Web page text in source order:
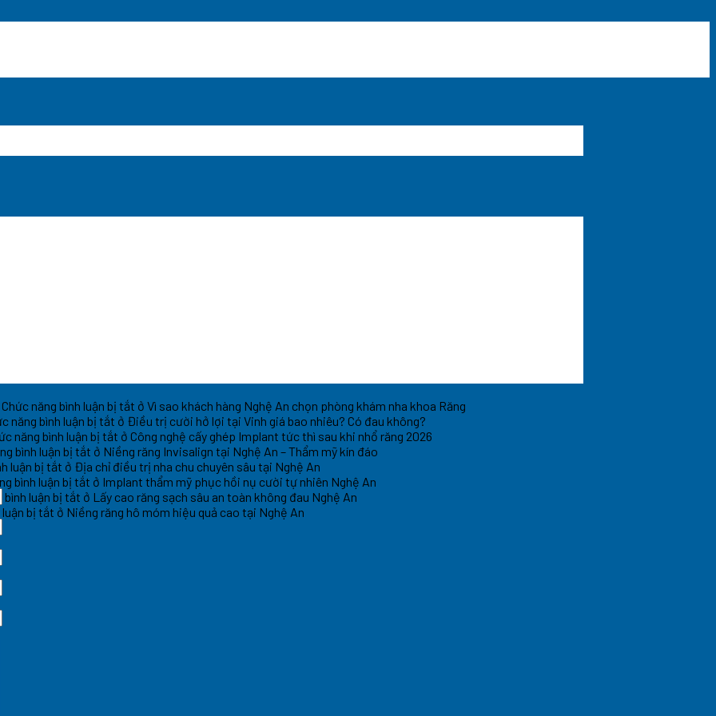
Chức năng bình luận bị tắt ở Vì sao khách hàng Nghệ An chọn phòng khám nha khoa Răng
năng bình luận bị tắt ở Điều trị cười hở lợi tại Vinh giá bao nhiêu? Có đau không?
năng bình luận bị tắt ở Công nghệ cấy ghép Implant tức thì sau khi nhổ răng 2026
bình luận bị tắt ở Niềng răng Invisalign tại Nghệ An – Thẩm mỹ kín đáo
luận bị tắt ở Địa chỉ điều trị nha chu chuyên sâu tại Nghệ An
bình luận bị tắt ở Implant thẩm mỹ phục hồi nụ cười tự nhiên Nghệ An
bình luận bị tắt ở Lấy cao răng sạch sâu an toàn không đau Nghệ An
luận bị tắt ở Niềng răng hô móm hiệu quả cao tại Nghệ An